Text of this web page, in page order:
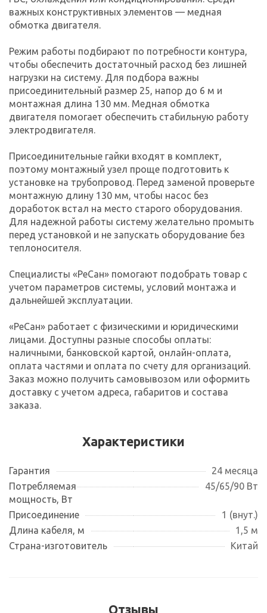
важных конструктивных элементов — медная
обмотка двигателя.
Режим работы подбирают по потребности контура,
чтобы обеспечить достаточный расход без лишней
нагрузки на систему. Для подбора важны
присоединительный размер 25, напор до 6 м и
монтажная длина 130 мм. Медная обмотка
двигателя помогает обеспечить стабильную работу
электродвигателя.
Присоединительные гайки входят в комплект,
поэтому монтажный узел проще подготовить к
установке на трубопровод. Перед заменой проверьте
монтажную длину 130 мм, чтобы насос без
доработок встал на место старого оборудования.
Для надежной работы систему желательно промыть
перед установкой и не запускать оборудование без
теплоносителя.
Специалисты «РеСан» помогают подобрать товар с
учетом параметров системы, условий монтажа и
дальнейшей эксплуатации.
«РеСан» работает с физическими и юридическими
лицами. Доступны разные способы оплаты:
наличными, банковской картой, онлайн-оплата,
оплата частями и оплата по счету для организаций.
Заказ можно получить самовывозом или оформить
доставку с учетом адреса, габаритов и состава
заказа.
Характеристики
Гарантия
24 месяца
Потребляемая
мощность, Вт
45/65/90 Вт
Присоединение
1 (внут.)
Длина кабеля, м
1,5 м
Страна-изготовитель
Китай
Отзывы